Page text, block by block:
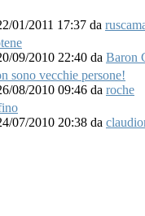
01/2011 17:37 da
09/2010 22:40 da Baron
sono vecchie persone!
08/2010 09:46 da roche
07/2010 20:38 da